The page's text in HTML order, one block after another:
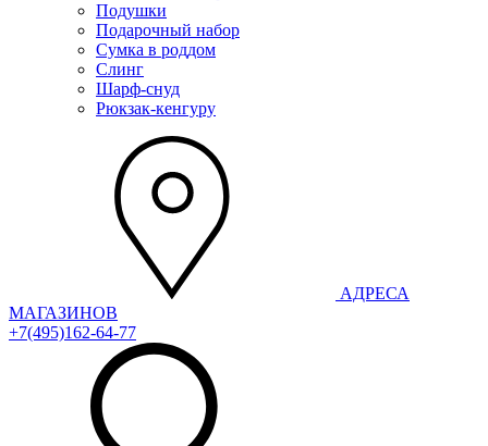
Подушки
Подарочный набор
Сумка в роддом
Слинг
Шарф-снуд
Рюкзак-кенгуру
АДРЕСА
МАГАЗИНОВ
+7(495)162-64-77